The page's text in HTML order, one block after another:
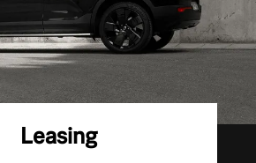
Editionsmodelle
Jetzt kennenlernen
Mehr erfahren
Leasing
Leasing